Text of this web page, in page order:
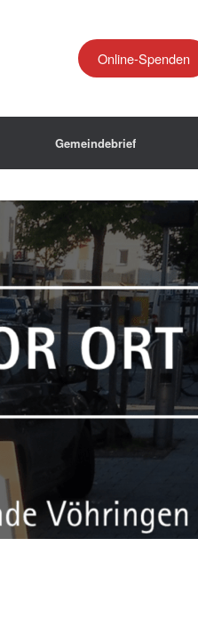
Online-Spenden
Gemeindebrief